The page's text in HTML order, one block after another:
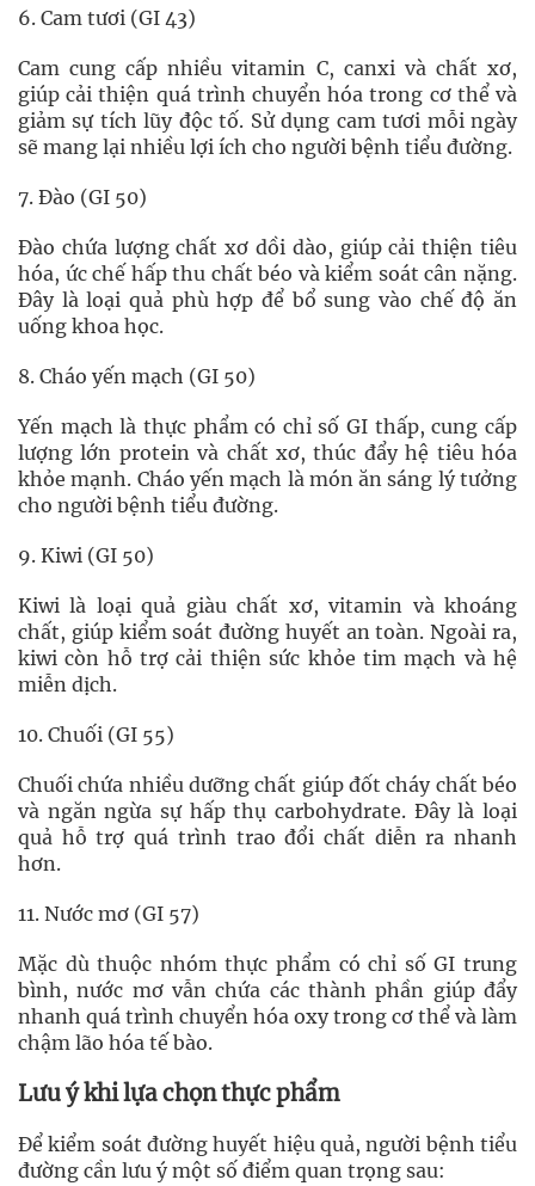
6. Cam tươi (GI 43)
Cam cung cấp nhiều vitamin C, canxi và chất xơ,
giúp cải thiện quá trình chuyển hóa trong cơ thể và
giảm sự tích lũy độc tố. Sử dụng cam tươi mỗi ngày
sẽ mang lại nhiều lợi ích cho người bệnh tiểu đường.
7. Đào (GI 50)
Đào chứa lượng chất xơ dồi dào, giúp cải thiện tiêu
hóa, ức chế hấp thu chất béo và kiểm soát cân nặng.
Đây là loại quả phù hợp để bổ sung vào chế độ ăn
uống khoa học.
8. Cháo yến mạch (GI 50)
Yến mạch là thực phẩm có chỉ số GI thấp, cung cấp
lượng lớn protein và chất xơ, thúc đẩy hệ tiêu hóa
khỏe mạnh. Cháo yến mạch là món ăn sáng lý tưởng
cho người bệnh tiểu đường.
9. Kiwi (GI 50)
Kiwi là loại quả giàu chất xơ, vitamin và khoáng
chất, giúp kiểm soát đường huyết an toàn. Ngoài ra,
kiwi còn hỗ trợ cải thiện sức khỏe tim mạch và hệ
miễn dịch.
10. Chuối (GI 55)
Chuối chứa nhiều dưỡng chất giúp đốt cháy chất béo
và ngăn ngừa sự hấp thụ carbohydrate. Đây là loại
quả hỗ trợ quá trình trao đổi chất diễn ra nhanh
hơn.
11. Nước mơ (GI 57)
Mặc dù thuộc nhóm thực phẩm có chỉ số GI trung
bình, nước mơ vẫn chứa các thành phần giúp đẩy
nhanh quá trình chuyển hóa oxy trong cơ thể và làm
chậm lão hóa tế bào.
Lưu ý khi lựa chọn thực phẩm
Để kiểm soát đường huyết hiệu quả, người bệnh tiểu
đường cần lưu ý một số điểm quan trọng sau: